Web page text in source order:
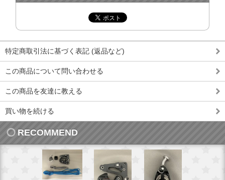
特定商取引法に基づく表記 (返品など)
この商品について問い合わせる
この商品を友達に教える
買い物を続ける
RECOMMEND